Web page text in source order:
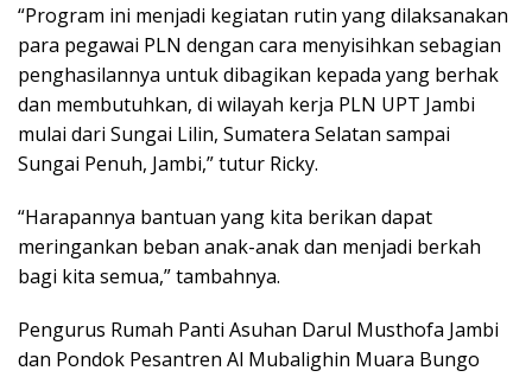
“Program ini menjadi kegiatan rutin yang dilaksanakan
para pegawai PLN dengan cara menyisihkan sebagian
penghasilannya untuk dibagikan kepada yang berhak
dan membutuhkan, di wilayah kerja PLN UPT Jambi
mulai dari Sungai Lilin, Sumatera Selatan sampai
Sungai Penuh, Jambi,” tutur Ricky.
“Harapannya bantuan yang kita berikan dapat
meringankan beban anak-anak dan menjadi berkah
bagi kita semua,” tambahnya.
Pengurus Rumah Panti Asuhan Darul Musthofa Jambi
dan Pondok Pesantren Al Mubalighin Muara Bungo